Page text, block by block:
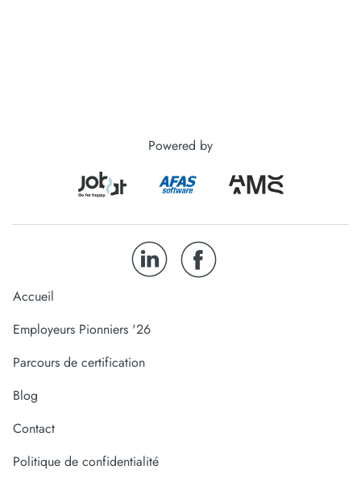
Powered by
Accueil
Employeurs Pionniers '26
Parcours de certification
Blog
Contact
Politique de confidentialité